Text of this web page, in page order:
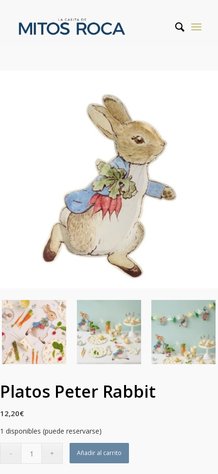
Platos Peter Rabbit
12,20€
1 disponibles (puede reservarse)
Añadir al carrito